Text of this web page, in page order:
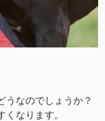
うなのでしょうか？
なります。